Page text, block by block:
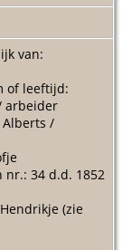
van:
of leeftijd:
arbeider
/
nr.: 34 d.d. 1852
(zie